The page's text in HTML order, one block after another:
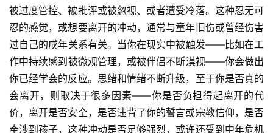
被过度管控、被批评或被忽视、或者遭受冷落。这种忍无可
忍的感觉，或想要离开的冲动，通常与童年旧伤或曾经伤害
过自己的成年关系有关。当你在现实中被触发——比如在工
作中持续感到被微观管理，或被伴侣不断漠视——你会做出
你已经学会的反应。思绪和情绪不断升级，至于你是否真的
会离开，则取决于很多因素——你是否负担得起离开的代
价，离开是否安全，是否违背了你的誓言或宗教信仰，是否
牵涉到孩子，这种冲动是否足够强烈，或许还受到中年危机